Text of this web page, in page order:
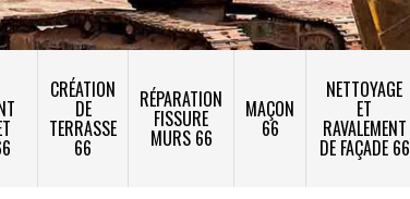
CRÉATION
DE
TERRASSE
66
RÉPARATION
FISSURE
MURS 66
MAÇON
66
NETTOYAGE
ET
RAVALEMENT
DE FAÇADE 66